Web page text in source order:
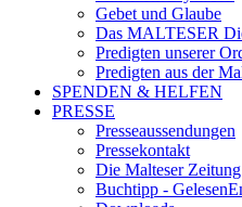
Gebet und Glaube
Das MALTESER
Predigten unserer
Predigten aus der
SPENDEN & HELFEN
PRESSE
Presseaussendungen
Pressekontakt
Die Malteser Zeitung
Buchtipp -